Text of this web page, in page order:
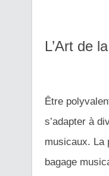
L’Art de
Être
s’adapter à
musicaux. La
bagage